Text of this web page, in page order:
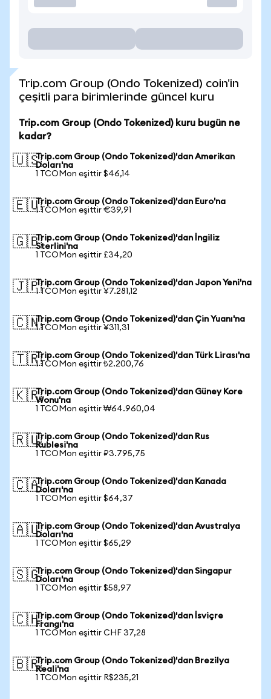
Trip.com Group (Ondo Tokenized) coin'in
çeşitli para birimlerinde güncel kuru
Trip.com Group (Ondo Tokenized) kuru bugün ne
kadar?
🇺🇸Trip.com Group (Ondo Tokenized)'dan Amerikan
Doları'na
1 TCOMon eşittir $46,14
🇪🇺Trip.com Group (Ondo Tokenized)'dan Euro'na
1 TCOMon eşittir €39,91
🇬🇧Trip.com Group (Ondo Tokenized)'dan İngiliz
Sterlini'na
1 TCOMon eşittir £34,20
🇯🇵Trip.com Group (Ondo Tokenized)'dan Japon Yeni'na
1 TCOMon eşittir ¥7.281,12
🇨🇳Trip.com Group (Ondo Tokenized)'dan Çin Yuanı'na
1 TCOMon eşittir ¥311,31
🇹🇷Trip.com Group (Ondo Tokenized)'dan Türk Lirası'na
1 TCOMon eşittir ₺2.200,76
🇰🇷Trip.com Group (Ondo Tokenized)'dan Güney Kore
Wonu'na
1 TCOMon eşittir ₩64.960,04
🇷🇺Trip.com Group (Ondo Tokenized)'dan Rus
Rublesi'na
1 TCOMon eşittir ₽3.795,75
🇨🇦Trip.com Group (Ondo Tokenized)'dan Kanada
Doları'na
1 TCOMon eşittir $64,37
🇦🇺Trip.com Group (Ondo Tokenized)'dan Avustralya
Doları'na
1 TCOMon eşittir $65,29
🇸🇬Trip.com Group (Ondo Tokenized)'dan Singapur
Doları'na
1 TCOMon eşittir $58,97
🇨🇭Trip.com Group (Ondo Tokenized)'dan İsviçre
Frangı'na
1 TCOMon eşittir CHF 37,28
🇧🇷Trip.com Group (Ondo Tokenized)'dan Brezilya
Reali'na
1 TCOMon eşittir R$235,21